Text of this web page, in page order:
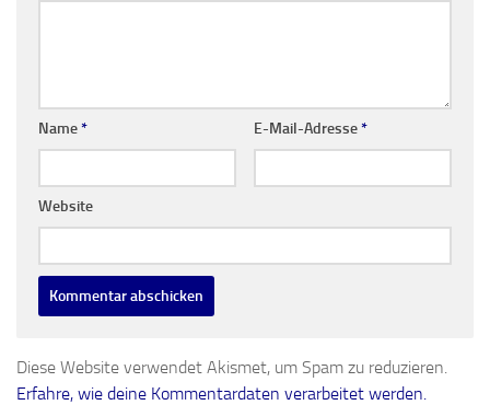
Name* E-Mail-Adresse*
Website
Diese Website verwendet Akismet, um Spam zu reduzieren.
Erfahre, wie deine Kommentardaten verarbeitet werden.